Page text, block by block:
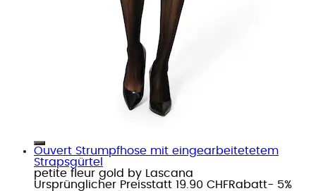
Ouvert Strumpfhose mit eingearbeitetetem
Strapsgürtel
petite fleur gold by Lascana
Ursprünglicher Preisstatt 19.90 CHFRabatt- 5%